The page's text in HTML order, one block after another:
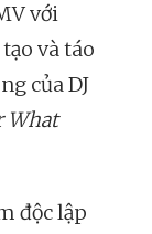
với
và táo
của DJ
What
độc lập